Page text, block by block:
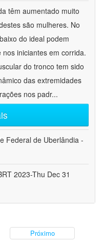
têm aumentado muito
são mulheres. No
do ideal podem
iniciantes em corrida.
do tronco tem sido
das extremidades
nos padr...
Federal de Uberlândia -
2023-Thu Dec 31
Próximo